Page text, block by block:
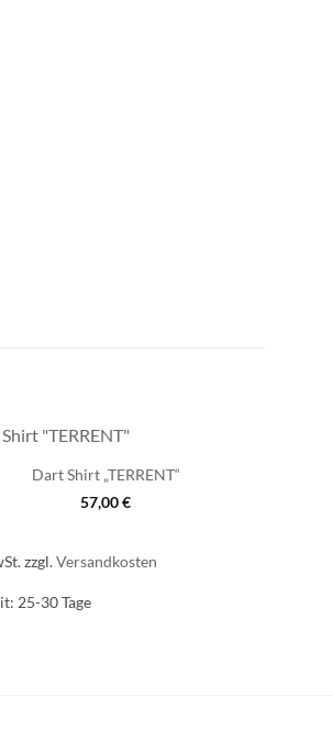
Dart Shirt „TERRENT“
57,00€
zzgl.Versandkosten
25-30 Tage